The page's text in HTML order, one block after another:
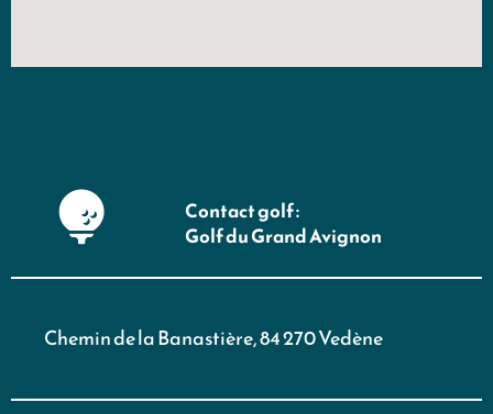
Contact golf :
Golf du Grand Avignon
Chemin de la Banastière, 84 270 Vedène